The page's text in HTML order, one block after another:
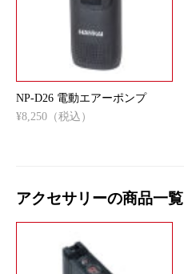
NP-D26 電動エアーポンプ
¥8,250（税込）
アクセサリーの商品一覧